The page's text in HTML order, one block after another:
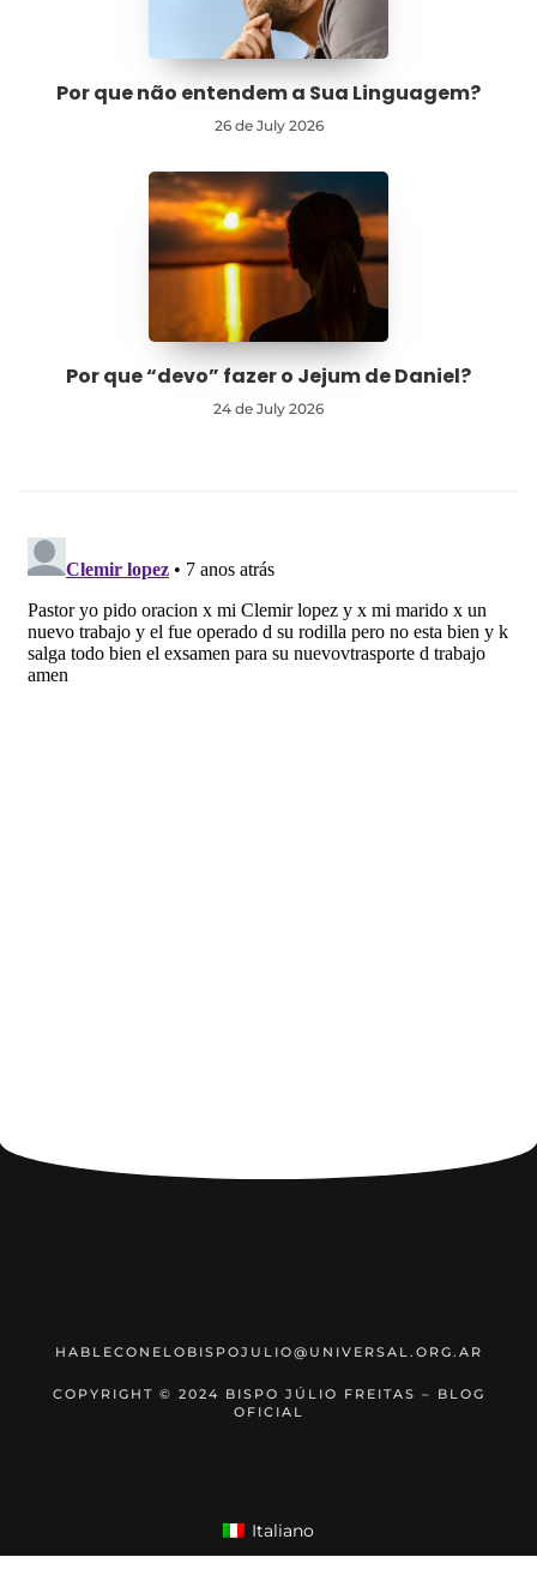
Por que não entendem a Sua Linguagem?
26 de July 2026
Por que “devo” fazer o Jejum de Daniel?
24 de July 2026
HABLECONELOBISPOJULIO@UNIVERSAL.ORG.AR
COPYRIGHT © 2024 BISPO JÚLIO FREITAS – BLOG
OFICIAL
Italiano